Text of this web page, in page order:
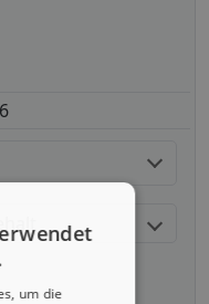
um die